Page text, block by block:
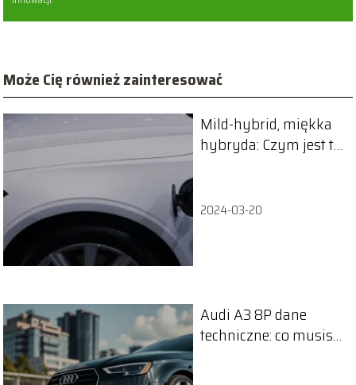
Może Cię również zainteresować
Mild-hybrid, miękka
hybryda: Czym jest ta
2024-03-20
Audi A3 8P dane
techniczne: co musisz